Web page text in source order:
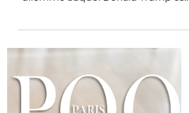
Dans son édition révélatrice,
L'ÉPOQUE PARIS met en lumière le
confronté dans son nouveau
mandat!